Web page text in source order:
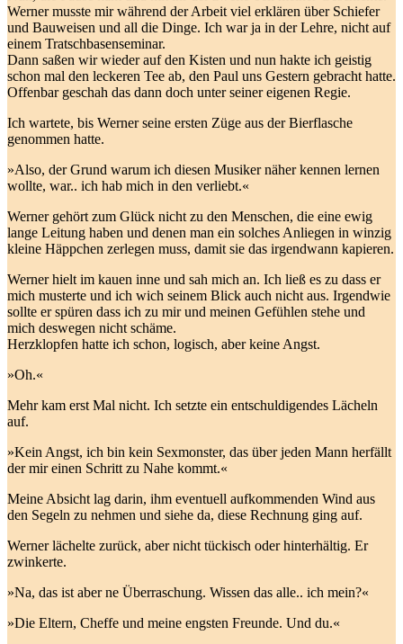
Werner musste mir während der Arbeit viel erklären über Schiefer
und Bauweisen und all die Dinge. Ich war ja in der Lehre, nicht auf
einem Tratschbasenseminar.
Dann saßen wir wieder auf den Kisten und nun hakte ich geistig
schon mal den leckeren Tee ab, den Paul uns Gestern gebracht hatte.
Offenbar geschah das dann doch unter seiner eigenen Regie.
Ich wartete, bis Werner seine ersten Züge aus der Bierflasche
genommen hatte.
»Also, der Grund warum ich diesen Musiker näher kennen lernen
wollte, war.. ich hab mich in den verliebt.«
Werner gehört zum Glück nicht zu den Menschen, die eine ewig
lange Leitung haben und denen man ein solches Anliegen in winzig
kleine Häppchen zerlegen muss, damit sie das irgendwann kapieren.
Werner hielt im kauen inne und sah mich an. Ich ließ es zu dass er
mich musterte und ich wich seinem Blick auch nicht aus. Irgendwie
sollte er spüren dass ich zu mir und meinen Gefühlen stehe und
mich deswegen nicht schäme.
Herzklopfen hatte ich schon, logisch, aber keine Angst.
»Oh.«
Mehr kam erst Mal nicht. Ich setzte ein entschuldigendes Lächeln
auf.
»Kein Angst, ich bin kein Sexmonster, das über jeden Mann herfällt
der mir einen Schritt zu Nahe kommt.«
Meine Absicht lag darin, ihm eventuell aufkommenden Wind aus
den Segeln zu nehmen und siehe da, diese Rechnung ging auf.
Werner lächelte zurück, aber nicht tückisch oder hinterhältig. Er
zwinkerte.
»Na, das ist aber ne Überraschung. Wissen das alle.. ich mein?«
»Die Eltern, Cheffe und meine engsten Freunde. Und du.«